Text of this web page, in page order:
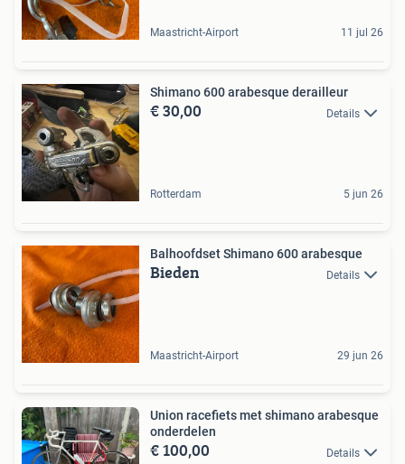
Maastricht-Airport 11 jul 26
Shimano 600 arabesque derailleur
€ 30,00 Details
Rotterdam 5 jun 26
Balhoofdset Shimano 600 arabesque
Bieden Details
Maastricht-Airport 29 jun 26
Union racefiets met shimano arabesque
onderdelen
€ 100,00 Details